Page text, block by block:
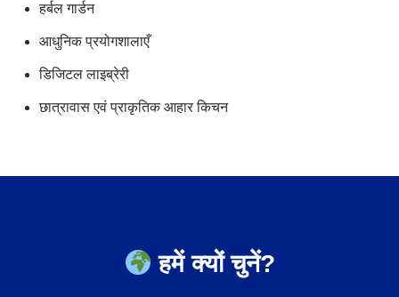
हर्बल गार्डन
आधुनिक प्रयोगशालाएँ
डिजिटल लाइब्रेरी
छात्रावास एवं प्राकृतिक आहार किचन
हमें क्यों चुनें?